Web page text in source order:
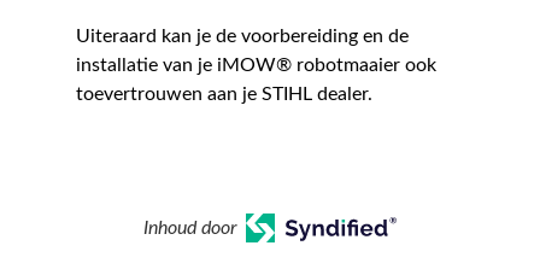
Uiteraard kan je de voorbereiding en de
installatie van je iMOW® robotmaaier ook
toevertrouwen aan je STIHL dealer.
Inhoud door